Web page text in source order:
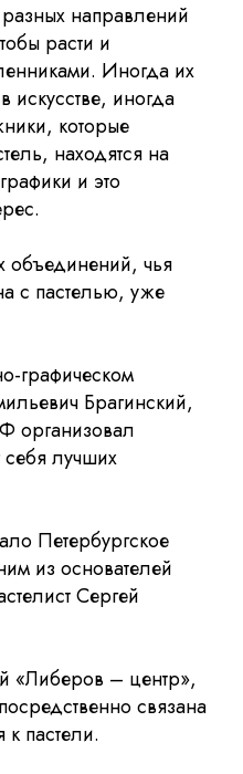
направлений
расти и
Иногда их
искусстве, иногда
которые
находятся на
и это
объединений, чья
с пастелью, уже
графическом
Брагинский,
организовал
лучших
Петербургское
из основателей
Сергей
«Либеров – центр»,
связана
пастели.